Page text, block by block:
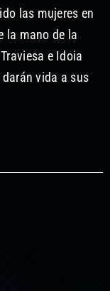
las mujeres en
la mano de la
e Idoia
darán vida a sus